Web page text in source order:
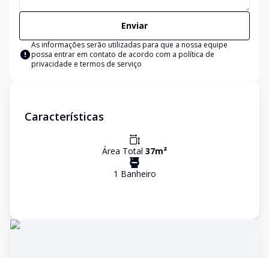
Enviar
As informações serão utilizadas para que a nossa equipe
possa entrar em contato de acordo com a política de
privacidade e termos de serviço
Características
Área Total 37m²
1 Banheiro